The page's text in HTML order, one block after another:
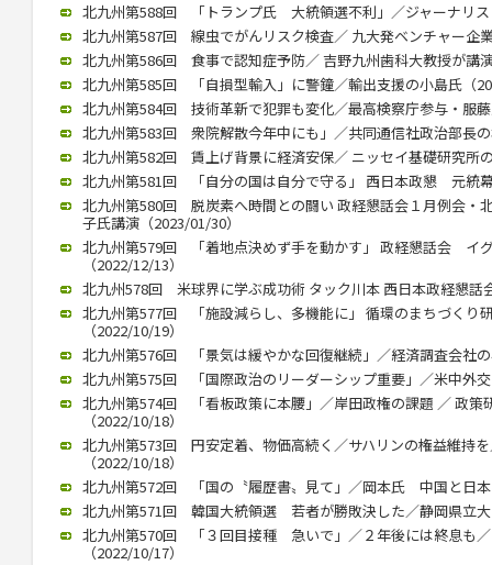
北九州第588回 「トランプ氏 大統領選不利」／ジャーナリ
北九州第587回 線虫でがんリスク検査／ 九大発ベンチャー企
北九州第586回 食事で認知症予防／ 吉野九州歯科大教授が講
北九州第585回 「自損型輸入」に警鐘／輸出支援の小島氏（
北九州第584回 技術革新で犯罪も変化／最高検察庁参与・服
北九州第583回 衆院解散今年中にも」／共同通信社政治部長
北九州第582回 賃上げ背景に経済安保／ ニッセイ基礎研究所
北九州第581回 「自分の国は自分で守る」 西日本政懇 元統
北九州第580回 脱炭素へ時間との闘い 政経懇話会１月例会・
子氏講演（2023/01/30）
北九州第579回 「着地点決めず手を動かす」 政経懇話会 イ
（2022/12/13）
北九州578回 米球界に学ぶ成功術 タック川本 西日本政経懇話
北九州第577回 「施設減らし、多機能に」 循環のまちづくり
（2022/10/19）
北九州第576回 「景気は緩やかな回復継続」／経済調査会社
北九州第575回 「国際政治のリーダーシップ重要」／米中外
北九州第574回 「看板政策に本腰」／岸田政権の課題 ／ 政策
（2022/10/18）
北九州第573回 円安定着、物価高続く／サハリンの権益維持
（2022/10/18）
北九州第572回 「国の〝履歴書〟見て」／岡本氏 中国と日
北九州第571回 韓国大統領選 若者が勝敗決した／静岡県立
北九州第570回 「３回目接種 急いで」／２年後には終息も
（2022/10/17）